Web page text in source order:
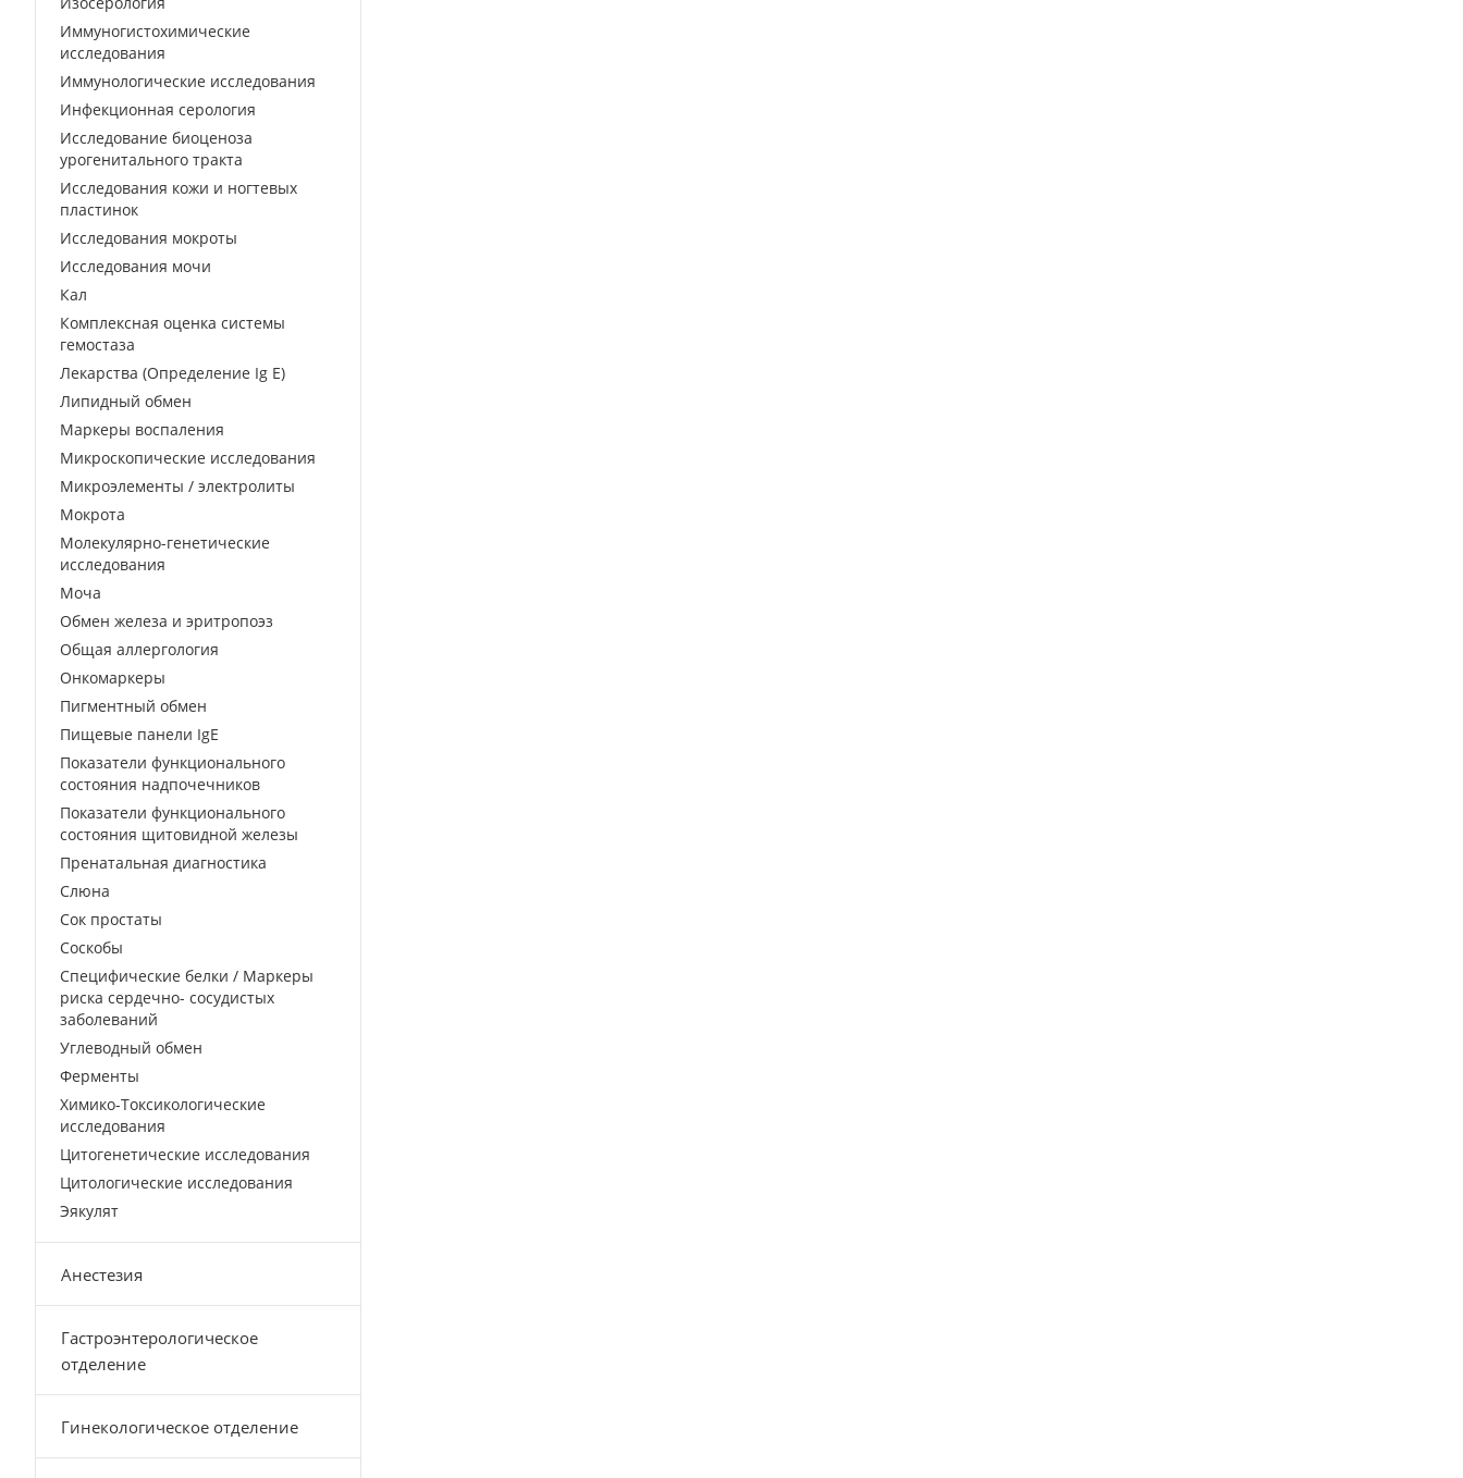
Иммуногистохимические
исследования
Иммунологические исследования
Инфекционная серология
Исследование биоценоза
урогенитального тракта
Исследования кожи и ногтевых
пластинок
Исследования мокроты
Исследования мочи
Кал
Комплексная оценка системы
гемостаза
Лекарства (Определение Ig E)
Липидный обмен
Маркеры воспаления
Микроскопические исследования
Микроэлементы / электролиты
Мокрота
Молекулярно-генетические
исследования
Моча
Обмен железа и эритропоэз
Общая аллергология
Онкомаркеры
Пигментный обмен
Пищевые панели IgE
Показатели функционального
состояния надпочечников
Показатели функционального
состояния щитовидной железы
Пренатальная диагностика
Слюна
Сок простаты
Соскобы
Специфические белки / Маркеры
риска сердечно- сосудистых
заболеваний
Углеводный обмен
Ферменты
Химико-Токсикологические
исследования
Цитогенетические исследования
Цитологические исследования
Эякулят
Анестезия
Гастроэнтерологическое
отделение
Гинекологическое отделение